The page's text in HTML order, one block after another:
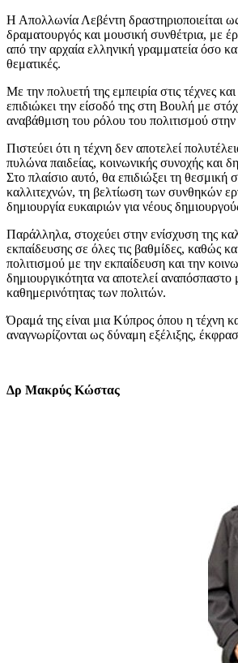
Η Απολλωνία Λεβέντη δραστηριοποιείται
δραματουργός και μουσική συνθέτρια, με
από την αρχαία ελληνική γραμματεία όσο
θεματικές.
Με την πολυετή της εμπειρία στις τέχνες
επιδιώκει την είσοδό της στη Βουλή με
αναβάθμιση του ρόλου του πολιτισμού στην
Πιστεύει ότι η τέχνη δεν αποτελεί
πυλώνα παιδείας, κοινωνικής συνοχής και
Στο πλαίσιο αυτό, θα επιδιώξει τη θεσμική
καλλιτεχνών, τη βελτίωση των συνθηκών
δημιουργία ευκαιριών για νέους
Παράλληλα, στοχεύει στην ενίσχυση της
εκπαίδευσης σε όλες τις βαθμίδες, καθώς
πολιτισμού με την εκπαίδευση και την
δημιουργικότητα να αποτελεί αναπόσπαστο
καθημερινότητας των πολιτών.
Όραμά της είναι μια Κύπρος όπου η τέχνη
αναγνωρίζονται ως δύναμη εξέλιξης,
Δρ Μακρύς Κώστας